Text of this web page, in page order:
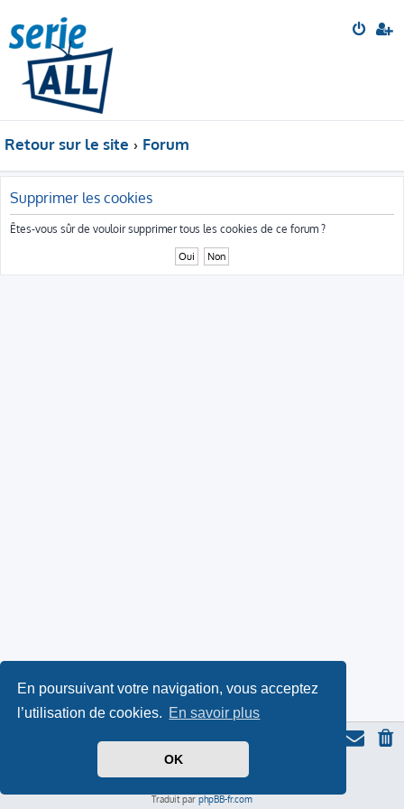
En poursuivant votre navigation, vous acceptez
l’utilisation de cookies. En savoir plus
OK
Retour sur le site Forum
Supprimer les cookies
Êtes-vous sûr de vouloir supprimer tous les cookies de ce forum ?
Thème du forum serieallbasé sur ProLight Style par
Icone du panda parTriton, modifié par Serieall.
Traduit par phpBB-fr.com